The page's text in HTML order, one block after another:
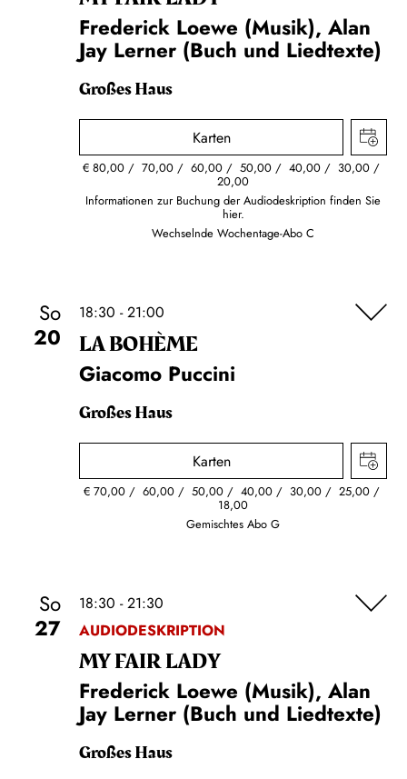
Frederick Loewe (Musik), Alan
Jay Lerner (Buch und Liedtexte)
Großes Haus
Karten
€80,00 70,00 60,00 50,00 40,00 30,00
20,00
Informationen zur Buchung der Audiodeskription finden Sie
hier.
Wechselnde Wochentage-Abo C
So
20
18:30 - 21:00
LA BOHÈME
Giacomo Puccini
Großes Haus
Karten
€ 70,00 60,00 50,00 40,00 30,00 25,00
18,00
Gemischtes Abo G
So
27
18:30 - 21:30
AUDIODESKRIPTION
MY FAIR LADY
Frederick Loewe (Musik), Alan
Jay Lerner (Buch und Liedtexte)
Großes Haus